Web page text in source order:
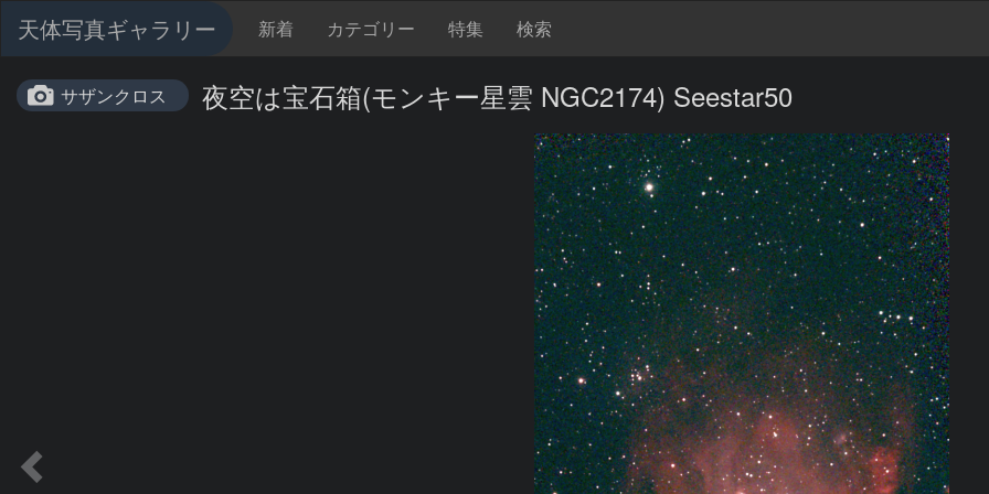
天体写真ギャラリー 新着 カテゴリー 特集 検索
サザンクロス 夜空は宝石箱(モンキー星雲 NGC2174) Seestar50